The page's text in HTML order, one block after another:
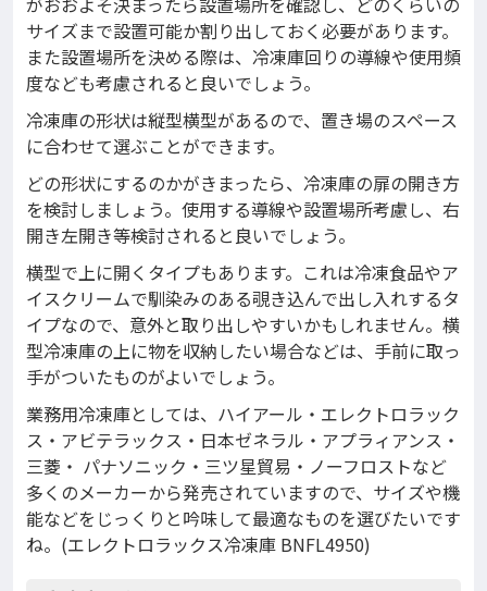
サイズまで設置可能か割り出しておく必要があります。
また設置場所を決める際は、冷凍庫回りの導線や使用頻
度なども考慮されると良いでしょう。
冷凍庫の形状は縦型横型があるので、置き場のスペース
に合わせて選ぶことができます。
どの形状にするのかがきまったら、冷凍庫の扉の開き方
を検討しましょう。使用する導線や設置場所考慮し、右
開き左開き等検討されると良いでしょう。
横型で上に開くタイプもあります。これは冷凍食品やア
イスクリームで馴染みのある覗き込んで出し入れするタ
イプなので、意外と取り出しやすいかもしれません。横
型冷凍庫の上に物を収納したい場合などは、手前に取っ
手がついたものがよいでしょう。
業務用冷凍庫としては、ハイアール・エレクトロラック
ス・アビテラックス・日本ゼネラル・アプラィアンス・
三菱・ パナソニック・三ツ星貿易・ノーフロストなど
多くのメーカーから発売されていますので、サイズや機
能などをじっくりと吟味して最適なものを選びたいです
ね。(エレクトロラックス冷凍庫 BNFL4950)